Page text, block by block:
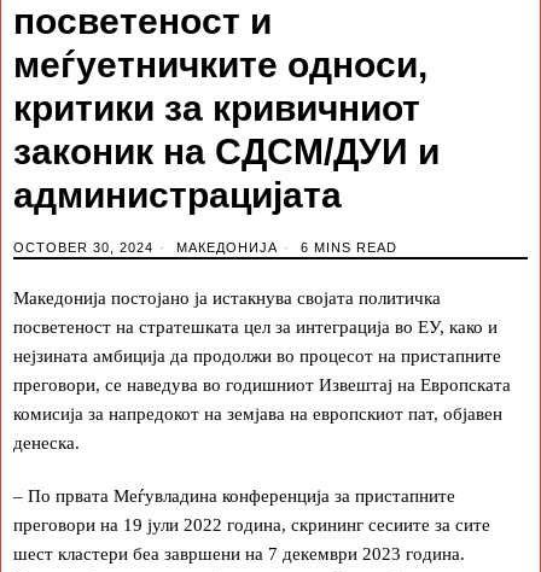
посветеност и
меѓуетничките односи,
критики за кривичниот
законик на СДСМ/ДУИ и
администрацијата
OCTOBER 30, 2024 МАКЕДОНИЈА 6 MINS READ
Македонија постојано ја истакнува својата политичка
посветеност на стратешката цел за интеграција во ЕУ, како и
нејзината амбиција да продолжи во процесот на пристапните
преговори, се наведува во годишниот Извештај на Европската
комисија за напредокот на земјава на европскиот пат, објавен
денеска.
– По првата Меѓувладина конференција за пристапните
преговори на 19 јули 2022 година, скрининг сесиите за сите
шест кластери беа завршени на 7 декември 2023 година.